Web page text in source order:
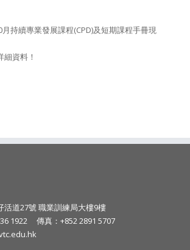
月持續專業發展課程(CPD)及短期課程手冊現
資料！
活道27號 職業訓練局大樓9樓
1922
傳真：+852 2891 5707